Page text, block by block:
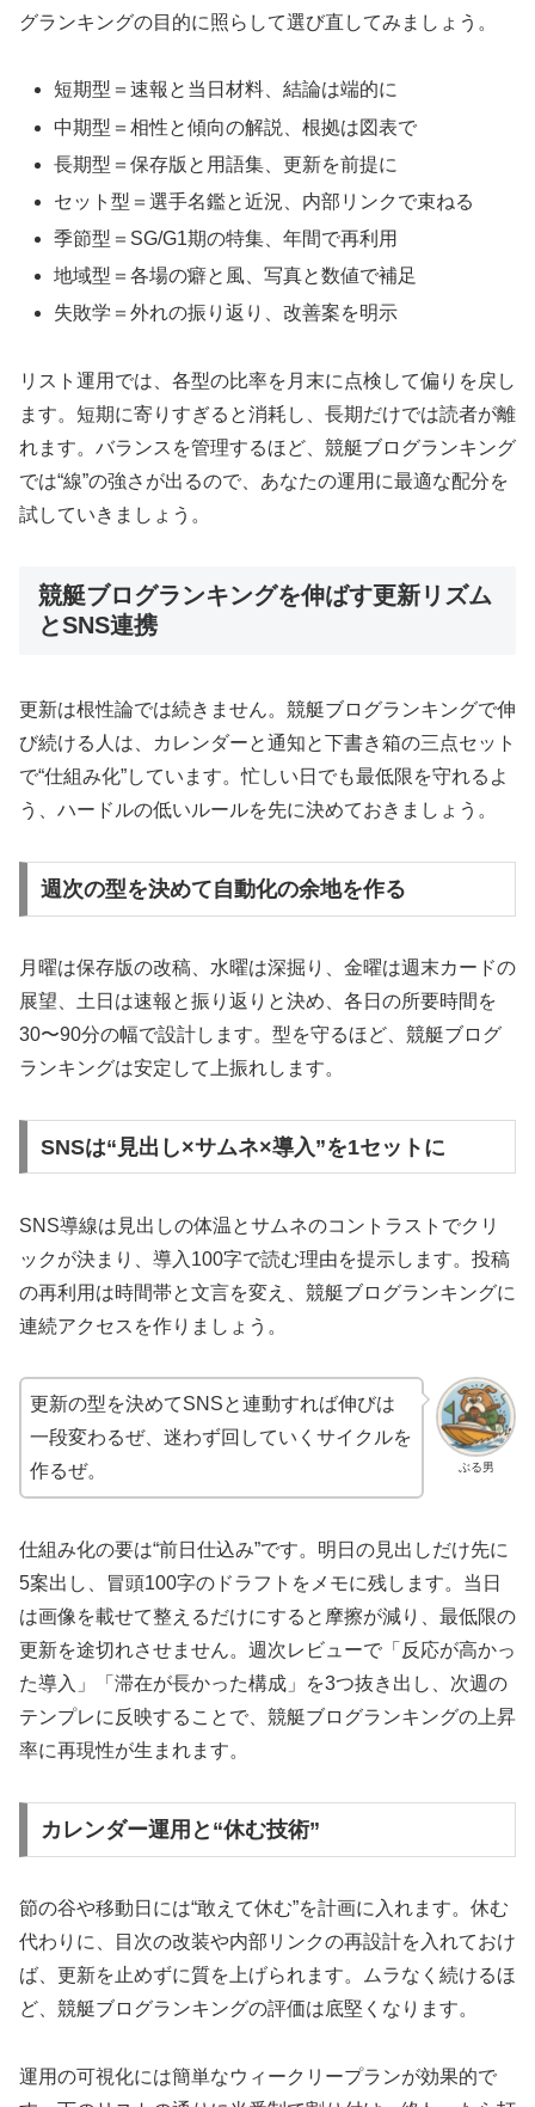
グランキングの目的に照らして選び直してみましょう。
短期型＝速報と当日材料、結論は端的に
中期型＝相性と傾向の解説、根拠は図表で
長期型＝保存版と用語集、更新を前提に
セット型＝選手名鑑と近況、内部リンクで束ねる
季節型＝SG/G1期の特集、年間で再利用
地域型＝各場の癖と風、写真と数値で補足
失敗学＝外れの振り返り、改善案を明示
リスト運用では、各型の比率を月末に点検して偏りを戻し
ます。短期に寄りすぎると消耗し、長期だけでは読者が離
れます。バランスを管理するほど、競艇ブログランキング
では“線”の強さが出るので、あなたの運用に最適な配分を
試していきましょう。
競艇ブログランキングを伸ばす更新リズム
とSNS連携
更新は根性論では続きません。競艇ブログランキングで伸
び続ける人は、カレンダーと通知と下書き箱の三点セット
で“仕組み化”しています。忙しい日でも最低限を守れるよ
う、ハードルの低いルールを先に決めておきましょう。
週次の型を決めて自動化の余地を作る
月曜は保存版の改稿、水曜は深掘り、金曜は週末カードの
展望、土日は速報と振り返りと決め、各日の所要時間を
30〜90分の幅で設計します。型を守るほど、競艇ブログ
ランキングは安定して上振れします。
SNSは“見出し×サムネ×導入”を1セットに
SNS導線は見出しの体温とサムネのコントラストでクリ
ックが決まり、導入100字で読む理由を提示します。投稿
の再利用は時間帯と文言を変え、競艇ブログランキングに
連続アクセスを作りましょう。
ぶる男
更新の型を決めてSNSと連動すれば伸びは
一段変わるぜ、迷わず回していくサイクルを
作るぜ。
仕組み化の要は“前日仕込み”です。明日の見出しだけ先に
5案出し、冒頭100字のドラフトをメモに残します。当日
は画像を載せて整えるだけにすると摩擦が減り、最低限の
更新を途切れさせません。週次レビューで「反応が高かっ
た導入」「滞在が長かった構成」を3つ抜き出し、次週の
テンプレに反映することで、競艇ブログランキングの上昇
率に再現性が生まれます。
カレンダー運用と“休む技術”
節の谷や移動日には“敢えて休む”を計画に入れます。休む
代わりに、目次の改装や内部リンクの再設計を入れておけ
ば、更新を止めずに質を上げられます。ムラなく続けるほ
ど、競艇ブログランキングの評価は底堅くなります。
運用の可視化には簡単なウィークリープランが効果的で